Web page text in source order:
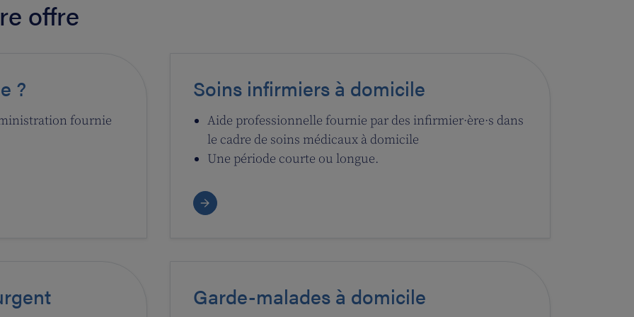
offre
?
fournie
Soins infirmiers à domicile
Aide professionnelle fournie par des infirmier·ère·s dans
le cadre de soins médicaux à domicile
Une période courte ou longue.
Garde-malades à domicile